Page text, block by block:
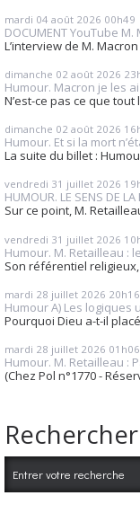
mardi 04 août 2026 00h49
DOCUMENT YouTube
L’interview de M.
dimanche 02 août 2026
Humour. Macron je les
N’est-ce pas ce que
dimanche 02 août 2026
Humour. Et si la mort
La suite du billet :
vendredi 31 juillet 2026
HUMOUR. LE SENS DE LA
Sur ce point, M.
vendredi 31 juillet 2026
Humour. M. Retailleau :
Son référentiel
mardi 28 juillet 2026 20h16
Humour A) Les logiques
Pourquoi Dieu a-t-il
mardi 28 juillet 2026 01h06
Humour. M. Retailleau :
(Chez Pol n°1770 -
Rechercher